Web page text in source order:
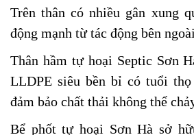
Trên thân có nhiều gân xung
động mạnh từ tác động bên
Thân hầm tự hoại Septic Sơn
LLDPE siêu bền bỉ có tuổi
đảm bảo chất thải không thể
Bể phốt tự hoại Sơn Hà sở